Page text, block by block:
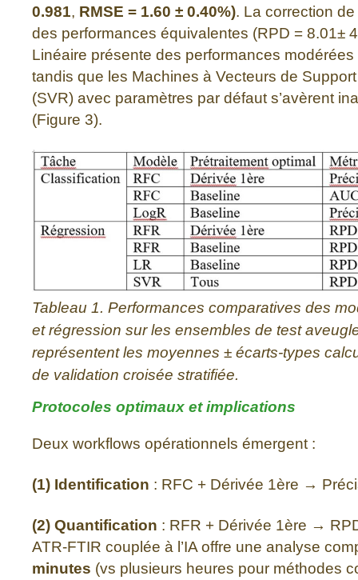
0.981, RMSE = 1.60 ± 0.40%). La correction
des performances équivalentes (RPD = 8.01±
Linéaire présente des performances modérées
tandis que les Machines à Vecteurs de
(SVR) avec paramètres par défaut s’avèrent
(Figure 3).
Tableau 1. Performances comparatives des
et régression sur les ensembles de test
représentent les moyennes ± écarts-types
de validation croisée stratifiée.
Protocoles optimaux et implications
Deux workflows opérationnels émergent :
(1) Identification : RFC + Dérivée 1ère →
(2) Quantification : RFR + Dérivée 1ère →
ATR-FTIR couplée à l’IA offre une analyse
minutes (vs plusieurs heures pour méthodes